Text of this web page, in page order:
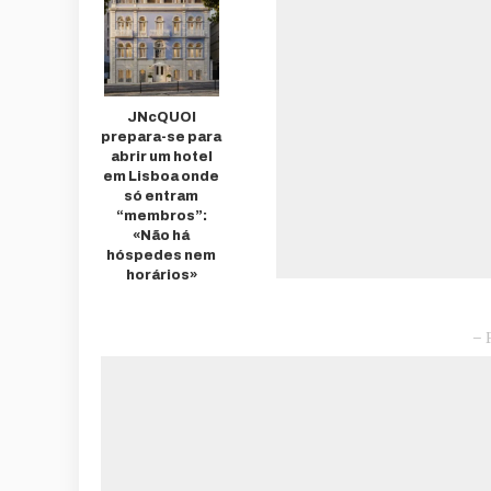
JNcQUOI
prepara-se para
abrir um hotel
em Lisboa onde
só entram
“membros”:
«Não há
hóspedes nem
horários»
–